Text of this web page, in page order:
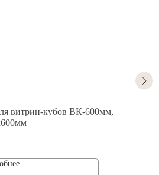
витрин-кубов ВК-600мм,